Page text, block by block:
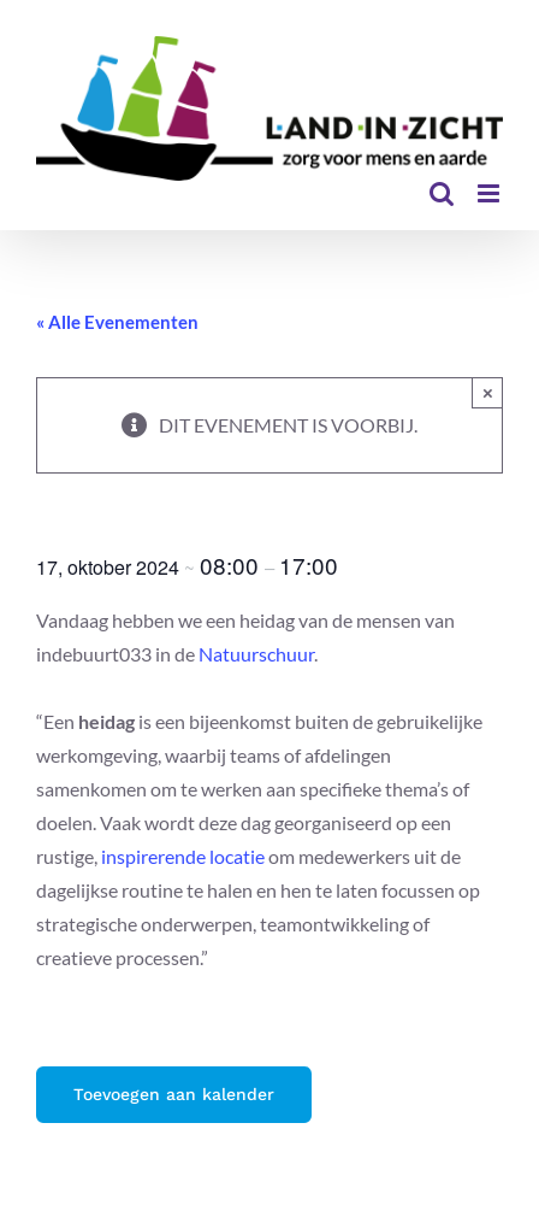
« Alle Evenementen
DIT EVENEMENT IS VOORBIJ.
×
17, oktober 2024 ~ 08:00 – 17:00
Vandaag hebben we een heidag van de mensen van
indebuurt033 in de Natuurschuur.
“Een heidag is een bijeenkomst buiten de gebruikelijke
werkomgeving, waarbij teams of afdelingen
samenkomen om te werken aan specifieke thema’s of
doelen. Vaak wordt deze dag georganiseerd op een
rustige, inspirerende locatieom medewerkers uit de
dagelijkse routine te halen en hen te laten focussen op
strategische onderwerpen, teamontwikkeling of
creatieve processen.”
Toevoegen aan kalender